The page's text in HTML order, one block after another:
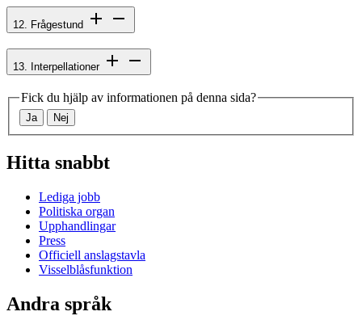
12. Frågestund
13. Interpellationer
Fick du hjälp av informationen på denna sida?
Ja Nej
Hitta snabbt
Lediga jobb
Politiska organ
Upphandlingar
Press
Officiell anslagstavla
Visselblåsfunktion
Andra språk